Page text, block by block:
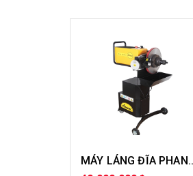
MÁY LÁNG ĐĨA